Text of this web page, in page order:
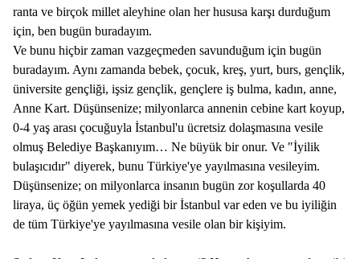
ranta ve birçok millet aleyhine olan her hususa karşı durduğum
için, ben bugün buradayım.
Ve bunu hiçbir zaman vazgeçmeden savunduğum için bugün
buradayım. Aynı zamanda bebek, çocuk, kreş, yurt, burs, gençlik,
üniversite gençliği, işsiz gençlik, gençlere iş bulma, kadın, anne,
Anne Kart. Düşünsenize; milyonlarca annenin cebine kart koyup,
0-4 yaş arası çocuğuyla İstanbul'u ücretsiz dolaşmasına vesile
olmuş Belediye Başkanıyım… Ne büyük bir onur. Ve "İyilik
bulaşıcıdır" diyerek, bunu Türkiye'ye yayılmasına vesileyim.
Düşünsenize; on milyonlarca insanın bugün zor koşullarda 40
liraya, üç öğün yemek yediği bir İstanbul var eden ve bu iyiliğin
de tüm Türkiye'ye yayılmasına vesile olan bir kişiyim.